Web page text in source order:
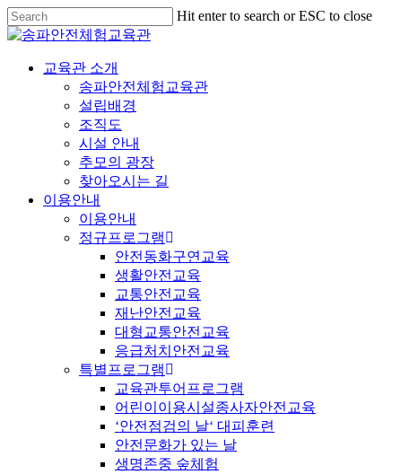
Hit enter to search or ESC to close
교육관 소개
송파안전체험교육관
설립배경
조직도
시설 안내
추모의 광장
찾아오시는 길
이용안내
이용안내
정규프로그램
안전동화구연교육
생활안전교육
교통안전교육
재난안전교육
대형교통안전교육
응급처치안전교육
특별프로그램
교육관투어프로그램
어린이이용시설종사자안전교육
‘안전점검의 날‘ 대피훈련
안전문화가 있는 날
생명존중 숲체험